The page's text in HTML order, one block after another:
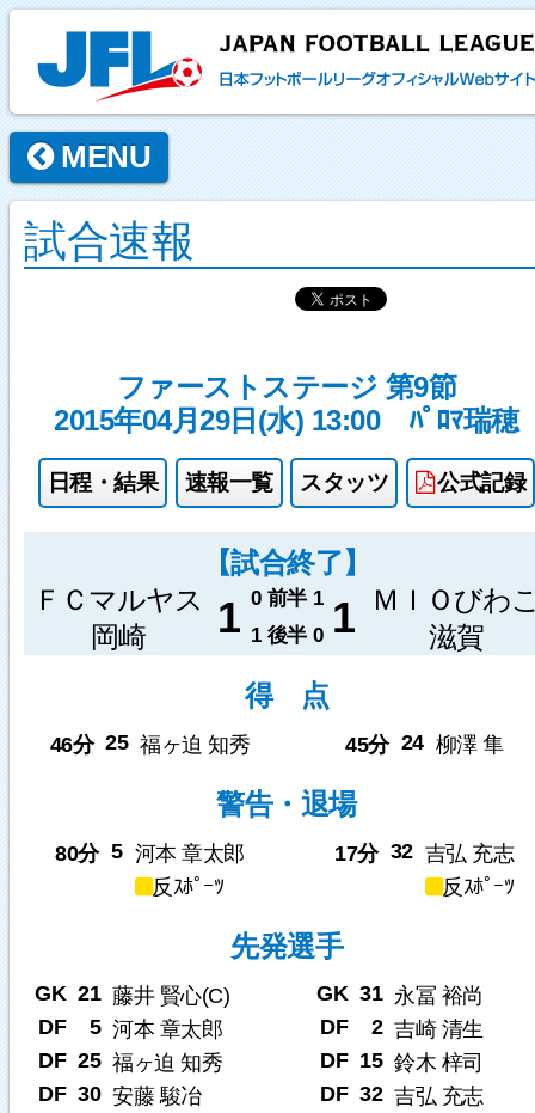
MENU
試合速報
ファーストステージ 第9節
2015年04月29日(水) 13:00
ﾊﾟﾛﾏ瑞穂
日程・結果 速報一覧 スタッツ 公式記録
【試合終了】
ＦＣマルヤス
岡崎
1 0 前半 1 1
ＭＩＯびわ
滋賀
1 後半 0
得 点
46分 25 福ヶ迫 知秀 45分 24 柳澤 隼
警告・退場
80分 5 河本 章太郎
反ｽﾎﾟｰﾂ
17分 32 吉弘 充志
反ｽﾎﾟｰﾂ
先発選手
GK 21 藤井 賢心(C)
DF
5 河本 章太郎
DF 25 福ヶ迫 知秀
DF 30 安藤 駿冶
GK 31 永冨 裕尚
DF
2 吉崎 清生
DF 15 鈴木 梓司
DF 32 吉弘 充志